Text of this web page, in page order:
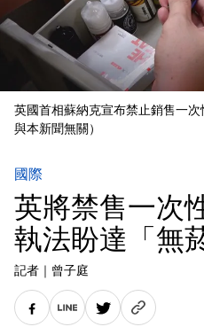
英國首相蘇納克宣布禁止銷售一
與本新聞無關）
國際
英將禁售一
執法盼達「無
記者 ｜ 曾子庭